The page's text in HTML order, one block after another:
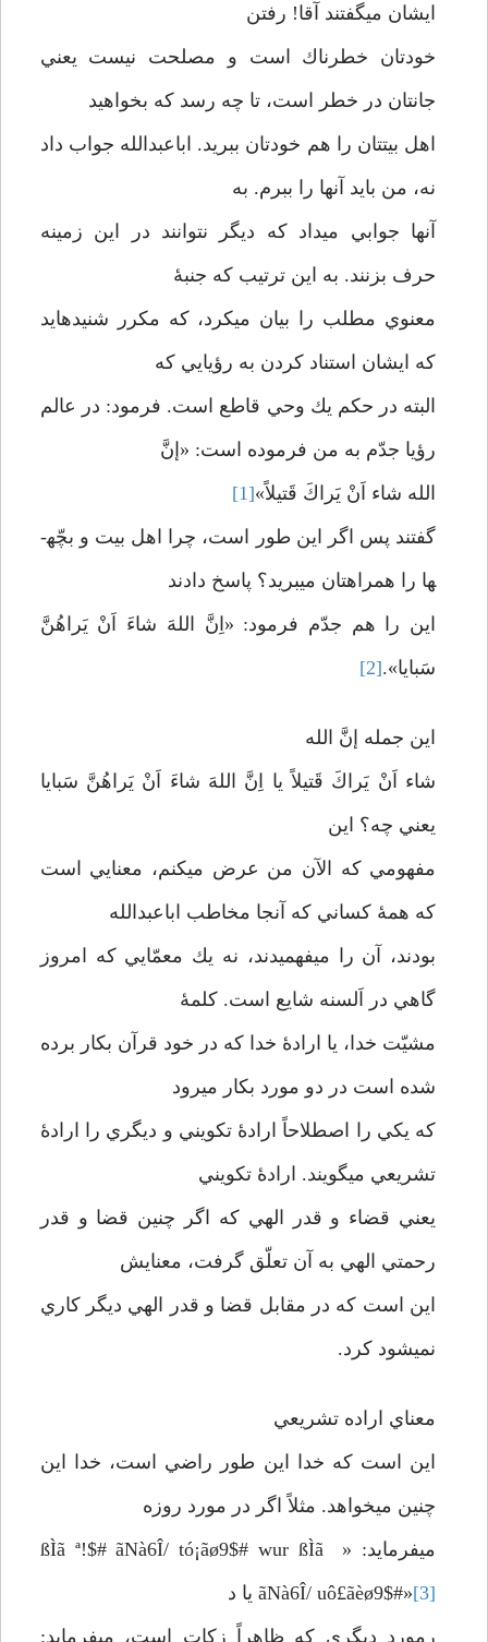
ايشان مي­گفتند آقا! رفتن
خودتان خطرناك است و مصلحت نيست يعني
جانتان در خطر است،‌ تا چه رسد كه بخواهيد
اهل بيتتان را هم خودتان ببريد. اباعبدالله جواب داد
نه، من بايد آنها را ببرم. به
آنها جوابي مي­داد كه ديگر نتوانند در اين زمينه
حرف بزنند. به اين ترتيب كه جنبۀ
معنوي مطلب را بيان مي­كرد، كه مكرر شنيده­ايد
كه ايشان استناد كردن به رؤيايي كه
البته در حكم يك وحي قاطع است. فرمود: در عالم
رؤيا جدّم به من فرموده است: «إنَّ
الله شاء اَنْ يَراكَ قَتيلاً»[1]
گفتند پس اگر اين طور است، چرا اهل بيت و بچّه­
ها را همراهتان مي­بريد؟ پاسخ دادند
اين را هم جدّم فرمود: «اِنَّ اللهَ شاءَ اَنْ يَراهُنَّ
سَبايا».[2]
اين جمله إنَّ الله
شاء اَنْ يَراكَ قَتيلاً يا اِنَّ اللهَ شاءَ اَنْ يَراهُنَّ سَبايا
يعني چه؟ اين
مفهومي كه الآن من عرض مي­كنم، معنايي است
كه همۀ كساني كه آنجا مخاطب اباعبدالله
بودند، آن را مي­فهميدند، نه يك معمّايي كه امروز
گاهي در اَلسنه شايع است. كلمۀ
مشيّت خدا، يا ارادۀ خدا كه در خود قرآن بكار برده
شده است در دو مورد بكار مي­رود
كه يكي را اصطلاحاً ارادۀ تكويني و ديگري را ارادۀ
تشريعي مي­گويند. ارادۀ تكويني
يعني قضاء و قدر الهي كه اگر چنين قضا و قدر
رحمتي الهي به آن تعلّق گرفت، معنايش
اين است كه در مقابل قضا و قدر الهي ديگر كاري
نمي­شود كرد.
معناي اراده تشريعي
اين است كه خدا اين طور راضي است، خدا اين
چنين مي­خواهد. مثلاً اگر در مورد روزه
مي­فرمايد: « ßÌã ª!$# ãNà6Î/ tó¡ãø9$# wur ßÌã
ãNà6Î/ uô£ãèø9$#»[3]
يا د
رمورد ديگري كه ظاهراً زكات است، مي­فرمايد: